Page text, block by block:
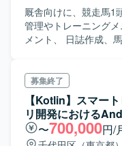
厩舎向けに、競走馬1
管理やトレーニング
メント、 日誌作成、
動物にも転用可能な
り、 「動物の命や成
に携わることで、 本
る環境です。 現場は、スキルやキャリア志向、状況に応じ
て、 柔軟にタスクを
募集終了
【Kotlin】スマー
リ開発における
〜700,000円/